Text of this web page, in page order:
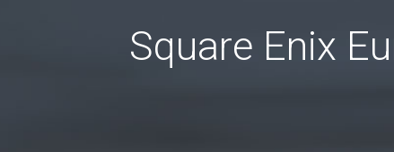
Square Enix